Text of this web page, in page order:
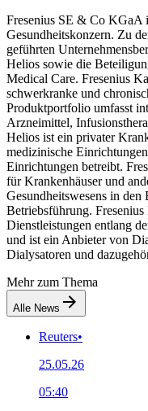
Fresenius SE & Co KGaA
Gesundheitskonzern. Zu
geführten
Helios sowie die
Medical Care. Fresenius
schwerkranke und
Produktportfolio umfasst
Arzneimittel,
Helios ist ein privater
medizinische
Einrichtungen betreibt.
für Krankenhäuser und
Gesundheitswesens in
Betriebsführung.
Dienstleistungen entlang
und ist ein Anbieter von
Dialysatoren und
Mehr zum Thema
Alle News
Reuters•
25.05.26
05:40